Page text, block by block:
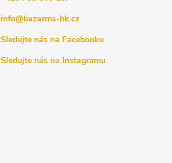
info@bazarms-hk.cz
Sledujte nás na Facebooku
Sledujte nás na Instagramu